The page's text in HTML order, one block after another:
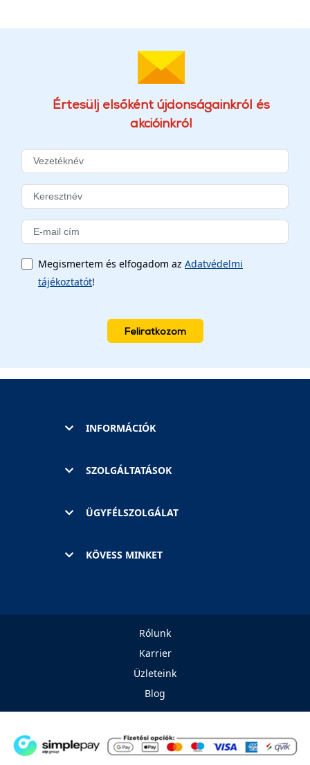
Értesülj elsőként újdonságainkról és
akcióinkról
Megismertem és elfogadom az Adatvédelmi
tájékoztatót!
Feliratkozom
INFORMÁCIÓK
SZOLGÁLTATÁSOK
ÜGYFÉLSZOLGÁLAT
KÖVESS MINKET
Rólunk
Karrier
Üzleteink
Blog